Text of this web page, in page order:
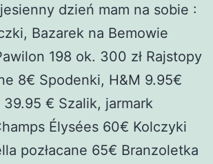
dzień mam na sobie :
Bazarek na Bemowie
198 ok. 300 zł Rajstopy
8€ Spodenki, H&M 9.95€
€ Szalik, jarmark
Élysées 60€ Kolczyki
pozłacane 65€ Branzoletka